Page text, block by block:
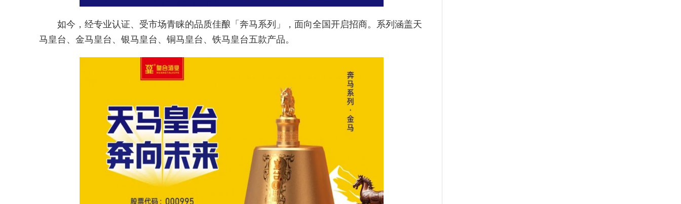
如今，经专业认证、受市场青睐的品质佳酿「奔马系列」，面向全国开启招商。系列涵盖天
马皇台、金马皇台、银马皇台、铜马皇台、铁马皇台五款产品。